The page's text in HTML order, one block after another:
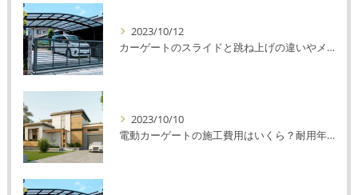
2023/10/12
カーゲートのスライドと跳ね上げの違いやメリットデメリットを解説！
2023/10/10
電動カーゲートの施工費用はいくら？耐用年数や注意点を解説！